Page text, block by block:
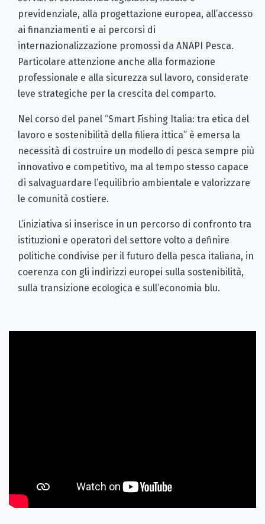
previdenziale, alla progettazione europea, all’accesso
ai finanziamenti e ai percorsi di
internazionalizzazione promossi da ANAPI Pesca.
Particolare attenzione anche alla formazione
professionale e alla sicurezza sul lavoro, considerate
leve strategiche per la crescita del comparto.
Nel corso del panel “Smart Fishing Italia: tra etica del
lavoro e sostenibilità della filiera ittica” è emersa la
necessità di costruire un modello di pesca sempre più
innovativo e competitivo, ma al tempo stesso capace
di salvaguardare l’equilibrio ambientale e valorizzare
le comunità costiere.
L’iniziativa si inserisce in un percorso di confronto tra
istituzioni e operatori del settore volto a definire
politiche condivise per il futuro della pesca italiana, in
coerenza con gli indirizzi europei sulla sostenibilità,
sulla transizione ecologica e sull’economia blu.